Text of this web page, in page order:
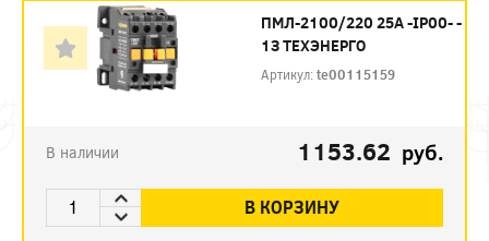
ПМЛ-2100/220 25А -IP00- -
1З ТЕХЭНЕРГО
Артикул:te00115159
В наличии 1153.62 руб.
В КОРЗИНУ